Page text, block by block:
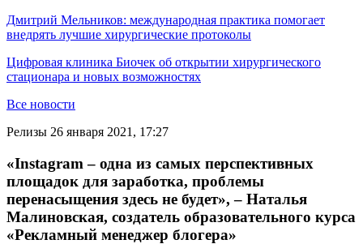
Дмитрий Мельников: международная практика помогает
внедрять лучшие хирургические протоколы
Цифровая клиника Биочек об открытии хирургического
стационара и новых возможностях
Все новости
Релизы 26 января 2021, 17:27
«Instagram – одна из самых перспективных
площадок для заработка, проблемы
перенасыщения здесь не будет», – Наталья
Малиновская, создатель образовательного курса
«Рекламный менеджер блогера»